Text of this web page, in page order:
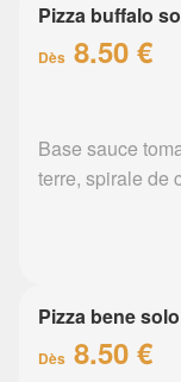
Pizza buffalo
Dès 8.50 €
Base sauce
terre, spirale de
Pizza bene solo
Dès 8.50 €